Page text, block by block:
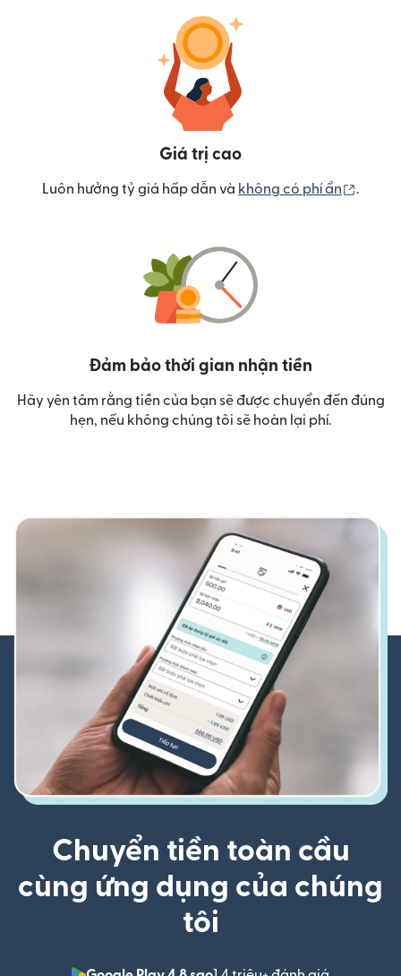
Giá trị cao
Luôn hưởng tỷ giá hấp dẫn và không có phí ẩn .
Đảm bảo thời gian nhận tiền
Hãy yên tâm rằng tiền của bạn sẽ được chuyển đến đúng
hẹn, nếu không chúng tôi sẽ hoàn lại phí.
Chuyển tiền toàn cầu
cùng ứng dụng của chúng
tôi